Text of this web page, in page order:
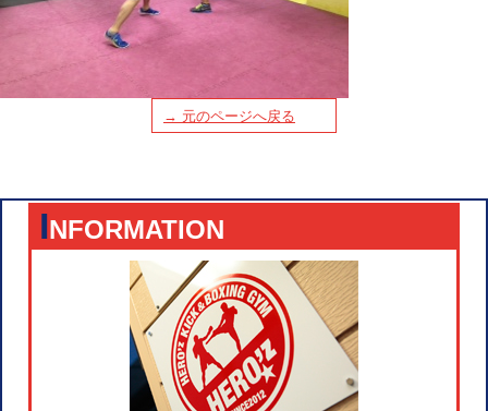
→ 元のページへ戻る
INFORMATION